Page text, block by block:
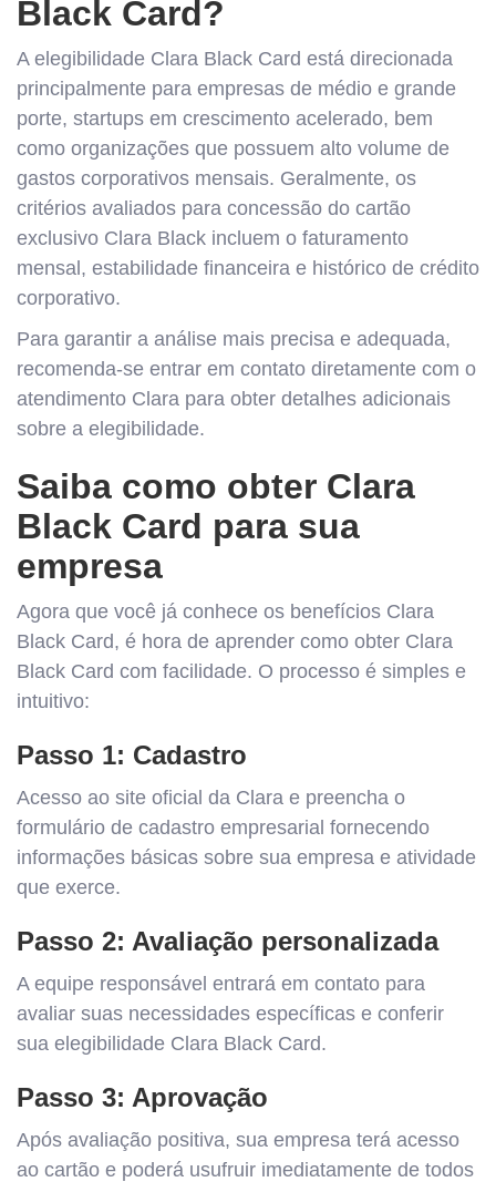
Black Card?
A elegibilidade Clara Black Card está direcionada
principalmente para empresas de médio e grande
porte, startups em crescimento acelerado, bem
como organizações que possuem alto volume de
gastos corporativos mensais. Geralmente, os
critérios avaliados para concessão do cartão
exclusivo Clara Black incluem o faturamento
mensal, estabilidade financeira e histórico de crédito
corporativo.
Para garantir a análise mais precisa e adequada,
recomenda-se entrar em contato diretamente com o
atendimento Clara para obter detalhes adicionais
sobre a elegibilidade.
Saiba como obter Clara
Black Card para sua
empresa
Agora que você já conhece os benefícios Clara
Black Card, é hora de aprender como obter Clara
Black Card com facilidade. O processo é simples e
intuitivo:
Passo 1: Cadastro
Acesso ao site oficial da Clara e preencha o
formulário de cadastro empresarial fornecendo
informações básicas sobre sua empresa e atividade
que exerce.
Passo 2: Avaliação personalizada
A equipe responsável entrará em contato para
avaliar suas necessidades específicas e conferir
sua elegibilidade Clara Black Card.
Passo 3: Aprovação
Após avaliação positiva, sua empresa terá acesso
ao cartão e poderá usufruir imediatamente de todos